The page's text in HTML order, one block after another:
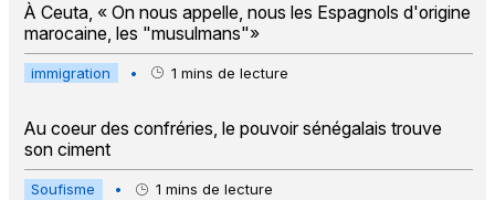
À Ceuta, « On nous appelle, nous les Espagnols d'origine
marocaine, les "musulmans"»
immigration • 1 mins de lecture
Au coeur des confréries, le pouvoir sénégalais trouve
son ciment
Soufisme • 1 mins de lecture